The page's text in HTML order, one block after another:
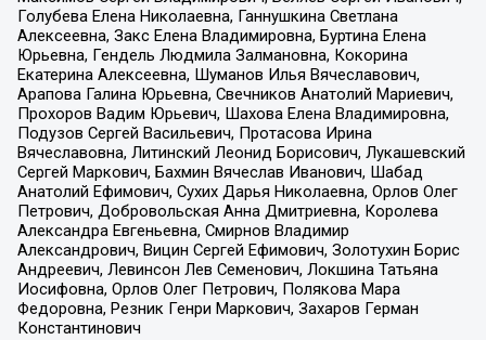
Голубева Елена Николаевна, Ганнушкина Светлана
Алексеевна, Закс Елена Владимировна, Буртина Елена
Юрьевна, Гендель Людмила Залмановна, Кокорина
Екатерина Алексеевна, Шуманов Илья Вячеславович,
Арапова Галина Юрьевна, Свечников Анатолий Мариевич,
Прохоров Вадим Юрьевич, Шахова Елена Владимировна,
Подузов Сергей Васильевич, Протасова Ирина
Вячеславовна, Литинский Леонид Борисович, Лукашевский
Сергей Маркович, Бахмин Вячеслав Иванович, Шабад
Анатолий Ефимович, Сухих Дарья Николаевна, Орлов Олег
Петрович, Добровольская Анна Дмитриевна, Королева
Александра Евгеньевна, Смирнов Владимир
Александрович, Вицин Сергей Ефимович, Золотухин Борис
Андреевич, Левинсон Лев Семенович, Локшина Татьяна
Иосифовна, Орлов Олег Петрович, Полякова Мара
Федоровна, Резник Генри Маркович, Захаров Герман
Константинович